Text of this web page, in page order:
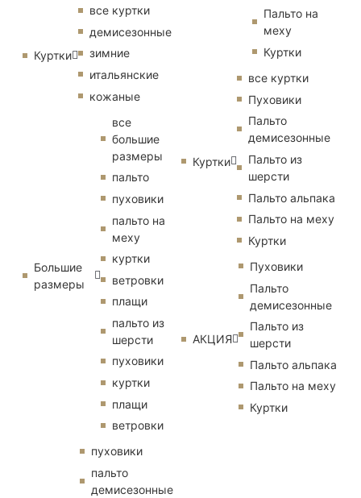
Куртки
все куртки
демисезонные
зимние
итальянские
кожаные
Большие
размеры
все
большие
размеры
пальто
пуховики
пальто на
меху
куртки
ветровки
плащи
пальто из
шерсти
пуховики
куртки
плащи
ветровки
пуховики
пальто
демисезонные
Пальто на
меху
Куртки
Куртки
все куртки
Пуховики
Пальто
демисезонные
Пальто из
шерсти
Пальто альпака
Пальто на меху
Куртки
АКЦИЯ
Пуховики
Пальто
демисезонные
Пальто из
шерсти
Пальто альпака
Пальто на меху
Куртки